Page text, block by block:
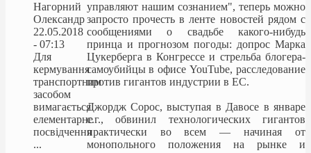
управляют нашим сознанием", теперь можно
запросто прочесть в ленте новостей рядом с
сообщениями о свадьбе какого-нибудь
принца и прогнозом погоды: допрос Марка
Цукерберга в Конгрессе и стрельба блогера-
самоубийцы в офисе YouTube, расследование
против гигантов индустрии в ЕС.
Джордж Сорос, выступая в Давосе в январе
с.г., обвинил технологических гигантов
практически во всем — начиная от
монопольного положения на рынке и
Нагорний
Олександр
22.05.2018
- 07:13
Для
кермування
транспортним
засобом
вимагається
елементарне
посвідчення
...